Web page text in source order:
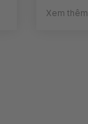
Xem thêm